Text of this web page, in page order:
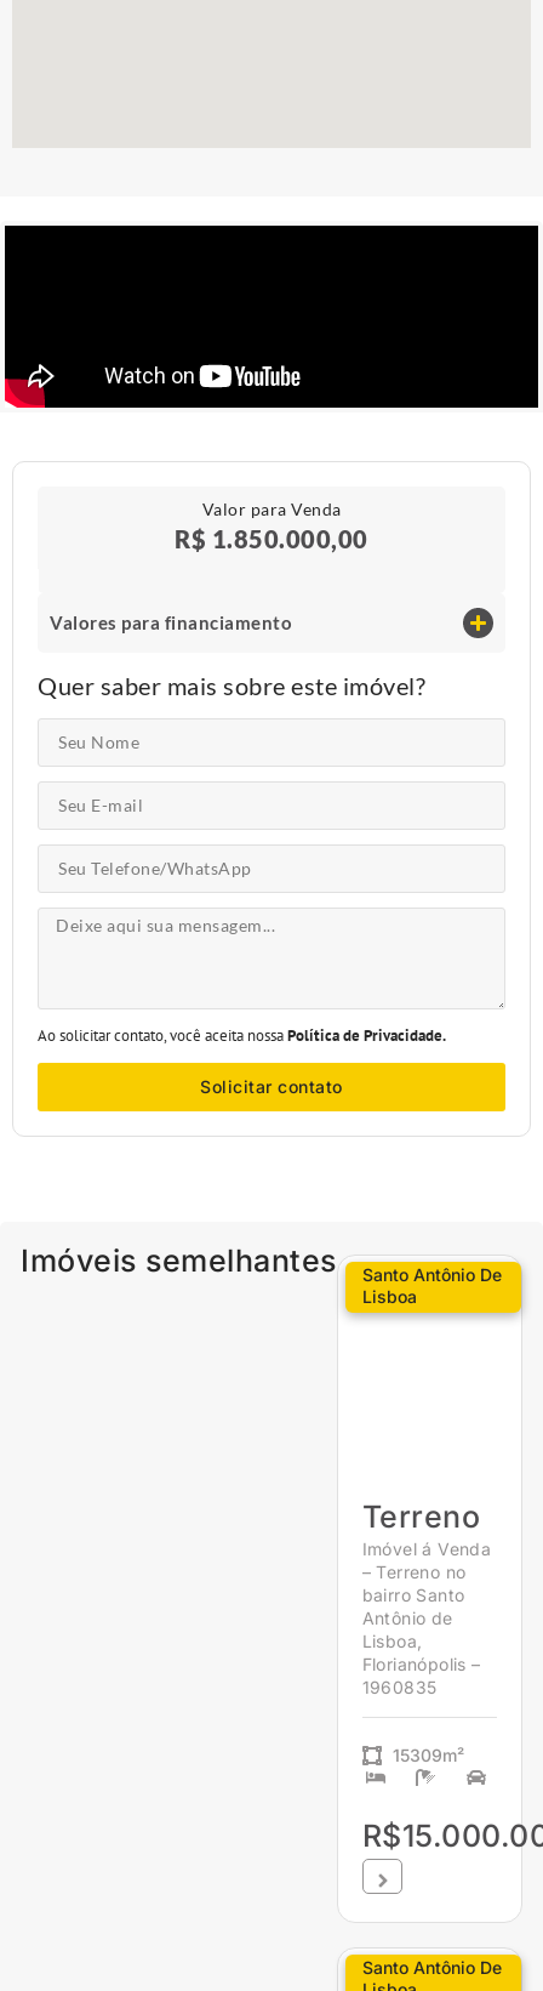
Valor para Venda
R$ 1.850.000,00
Valores para financiamento
Quer saber mais sobre este imóvel?
Ao solicitar contato, você aceita nossaPolítica de Privacidade.
Solicitar contato
Imóveis semelhantes
Santo Antônio De
Lisboa
Terreno
Imóvel á Venda
– Terreno no
bairro Santo
Antônio de
Lisboa,
Florianópolis –
1960835
15309m²
Santo Antônio De